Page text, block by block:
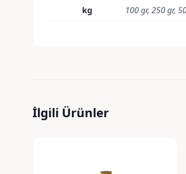
kg 100 gr, 250 gr,
İlgili Ürünler